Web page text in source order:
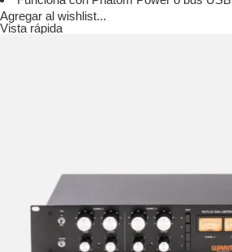
Agregar al wishlist...
Vista rápida